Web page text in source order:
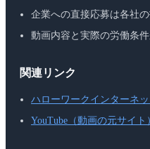
企業への直接応募は各社
動画内容と実際の労働条
関連リンク
ハローワークインターネ
YouTube（動画の元サイト